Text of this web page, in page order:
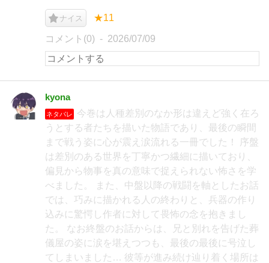
ナイス ★11
コメント(0) 2026/07/09
kyona
ネタバレ
今巻は人種差別のなか形は違えど強く在ろ
うとする者たちを描いた物語であり、最後の瞬間
まで戦う姿に心が震え涙流れる一冊でした！ 序盤
は差別のある世界を丁寧かつ繊細に描いており、
偏見から物事を真の意味で捉えられない怖さを学
べました。 また、中盤以降の戦闘を軸としたお話
では、巧みに描かれる人の終わりと、兵器の作り
込みに驚愕し作者に対して畏怖の念を抱きまし
た。 なお終盤のお話からは、兄と別れを告げた葬
儀屋の姿に涙を堪えつつも、最後の最後に号泣し
てしまいました… 彼等が進み続け辿り着く場所は